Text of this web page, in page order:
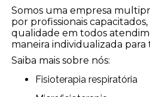
Somos uma empresa
por profissionais
qualidade em todos
maneira individualizada para
Saiba mais sobre nós:
Fisioterapia respiratória